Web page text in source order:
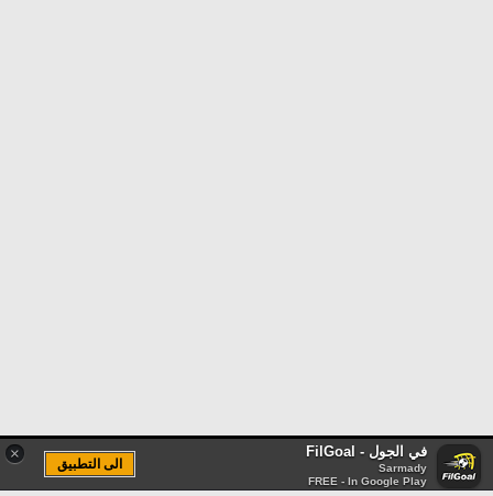
× في الجول - FilGoal
Sarmady
FREE - In Google Play
الى التطبيق